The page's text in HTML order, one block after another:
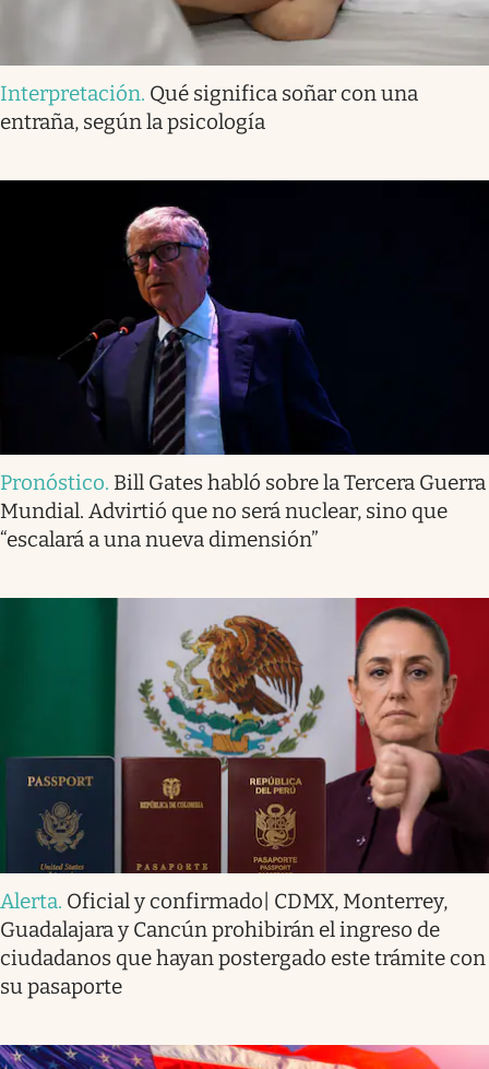
Interpretación. Qué significa soñar con una
entraña, según la psicología
Pronóstico. Bill Gates habló sobre la Tercera Guerra
Mundial. Advirtió que no será nuclear, sino que
“escalará a una nueva dimensión”
Alerta. Oficial y confirmado| CDMX, Monterrey,
Guadalajara y Cancún prohibirán el ingreso de
ciudadanos que hayan postergado este trámite con
su pasaporte